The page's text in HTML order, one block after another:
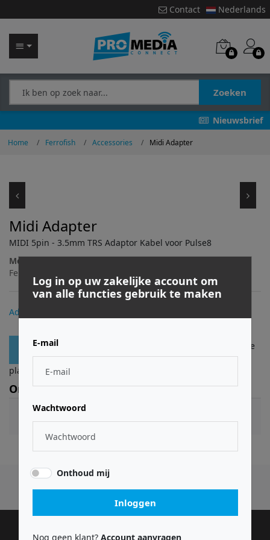
Contact Nederlands
Zoeken
Nieuwsbrief
Home Ferrofish Accessories Midi Adapter
Midi Adapter
MIDI 5pin - 3.5mm TRS Adaptor Kabel voor Pulse8
Merk:
Ferrofish
Code:
Barcode:
Adviesprijs:
Toevoegen om bestellingen te
plaatsen.
Omschrijving
Log in op uw zakelijke account om
van alle functies gebruik te maken
E-mail
Wachtwoord
Onthoud mij
Inloggen
Nog geen klant? Account aanvragen